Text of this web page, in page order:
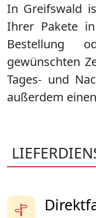
In Greifswald
Ihrer Pakete
Bestellung
gewünschten
Tages- und
außerdem